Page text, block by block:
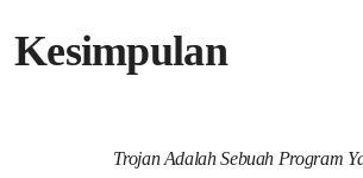
Kesimpulan
Trojan Adalah Sebuah Program